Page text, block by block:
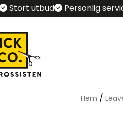
Stort utbud Personlig
Hem /